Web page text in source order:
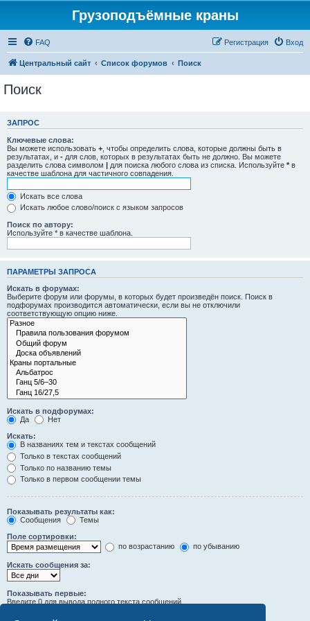
Грузоподъёмные краны
FAQ Вход
Регистрация
Центральный сайт Список форумов Поиск
Поиск
ЗАПРОС
Ключевые слова:
Вы можете использовать + , чтобы определить слова, которые должны быть в
результатах, и - для слов, которых в результатах быть не должно. Вы можете
разделить слова символом | для поиска любого слова из списка. Используйте * в
качестве шаблона для частичного совпадения.
Искать все слова
Искать любое слово/поиск с языком запросов
Поиск по автору:
Используйте * в качестве шаблона.
ПАРАМЕТРЫ ЗАПРОСА
Искать в форумах:
Выберите форум или форумы, в которых будет произведён поиск. Поиск в
подфорумах производится автоматически, если вы не отключили
соответствующую опцию ниже.
Искать в подфорумах:
Да
Нет
Искать:
В названиях тем и текстах сообщений
Только в текстах сообщений
Только по названию темы
Только в первом сообщении темы
Показывать результаты как:
Сообщения
Темы
Поле сортировки:
по возрастанию
по убыванию
Искать сообщения за:
Показывать первые:
Введите 0 для вывода полного текста сообщений.